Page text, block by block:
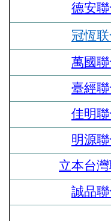
德安
冠恆
萬國
臺經
佳明
明源
立本台
誠品